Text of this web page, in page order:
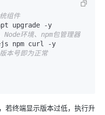
组件
环境、npm包管理器
本号即为正常
若终端显示版本过低，执行升